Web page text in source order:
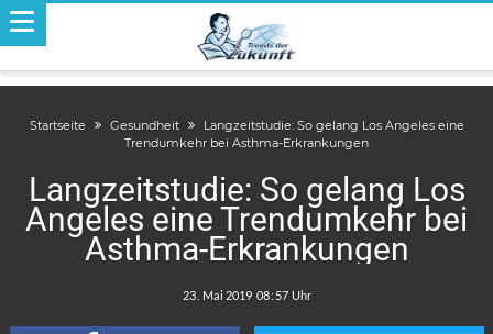
Startseite Gesundheit
Langzeitstudie: So gelang Los Angeles eine
Trendumkehr bei Asthma-Erkrankungen
Langzeitstudie: So gelang Los
Angeles eine Trendumkehr bei
Asthma-Erkrankungen
: